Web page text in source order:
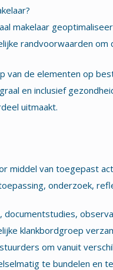
makelaar
randvoorwaarden
van de elementen op
en inclusief
uitmaakt.
middel van toegepast
onderzoek,
klankbordgroep
om vanuit
te bundelen en